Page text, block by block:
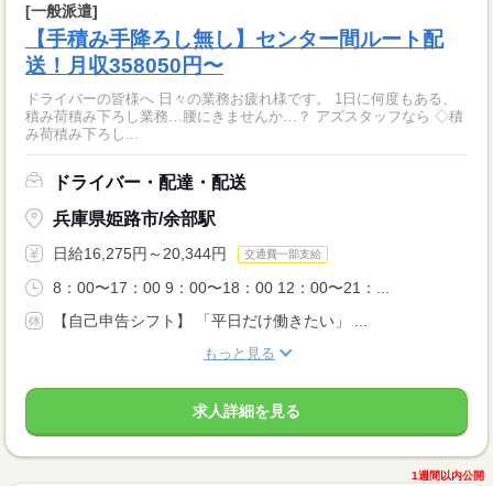
[一般派遣]
【手積み手降ろし無し】センター間ルート配
送！月収358050円〜
ドライバーの皆様へ 日々の業務お疲れ様です。 1日に何度もある、
積み荷積み下ろし業務…腰にきませんか…？ アズスタッフなら ◇積
み荷積み下ろし...
ドライバー・配達・配送
兵庫県姫路市/余部駅
日給16,275円～20,344円 交通費一部支給
8：00〜17：00 9：00〜18：00 12：00〜21：...
【自己申告シフト】 「平日だけ働きたい」 ...
もっと見る
求人詳細を見る
1週間以内公開